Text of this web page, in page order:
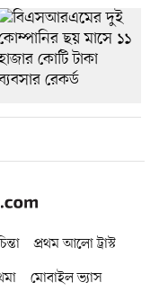
প্রথম আলো ট্রাস্ট
মোবাইল ভ্যাস